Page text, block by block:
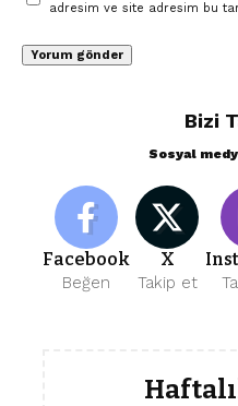
adresim ve site adresim bu
Bizi
Sosyal
Facebook
Beğen
X
Takip et